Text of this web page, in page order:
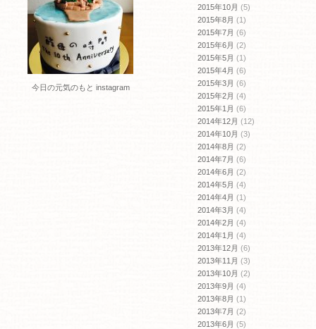
今日の元気のもと instagram
2015年10月 (5)
2015年8月 (1)
2015年7月 (6)
2015年6月 (2)
2015年5月 (1)
2015年4月 (6)
2015年3月 (6)
2015年2月 (4)
2015年1月 (6)
2014年12月 (12)
2014年10月 (3)
2014年8月 (2)
2014年7月 (6)
2014年6月 (2)
2014年5月 (4)
2014年4月 (1)
2014年3月 (4)
2014年2月 (4)
2014年1月 (4)
2013年12月 (6)
2013年11月 (3)
2013年10月 (2)
2013年9月 (4)
2013年8月 (1)
2013年7月 (2)
2013年6月 (5)